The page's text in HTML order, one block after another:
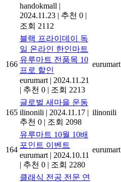
handokmall |
2024.11.23 | 추천 0 |
조회 2112
166
블랙 프라이데이 독
일 온라인 한인마트
유루마트 전품목 10
프로 할인
eurumart | 2024.11.21
| 추천 0 | 조회 2213
eurumart
165
글로벌 새마을 운동
ilinonili | 2024.11.17 |
추천 0 | 조회 2098
ilinonili
164
유루마트 10월 10배
포인트 이벤트
eurumart | 2024.10.11
| 추천 0 | 조회 2280
eurumart
클래식 전공 전문 연